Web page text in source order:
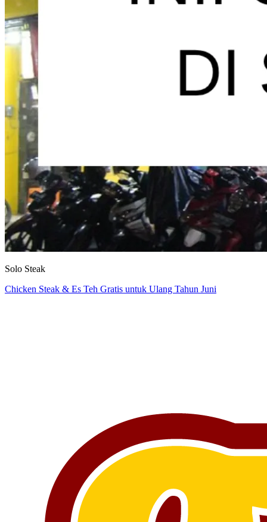
Solo Steak
Chicken Steak & Es Teh Gratis untuk Ulang Tahun Juni